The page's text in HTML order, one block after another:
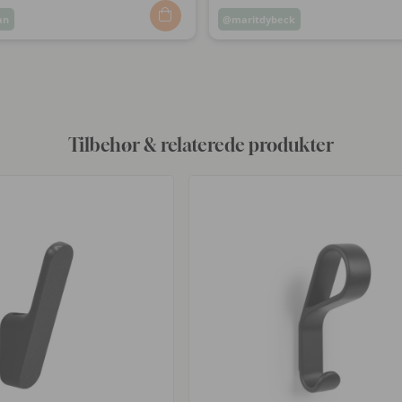
Opslag
maritdybeck
Tilbehør & relaterede produkter